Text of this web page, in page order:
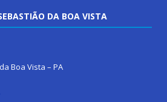
DA BOA VISTA
Boa Vista – PA